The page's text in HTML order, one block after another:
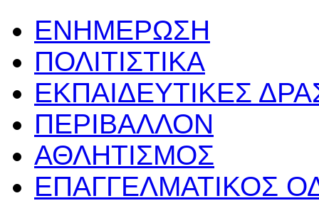
ΕΝΗΜΕΡΩΣΗ
ΠΟΛΙΤΙΣΤΙΚΑ
ΕΚΠΑΙΔΕΥΤΙΚΕΣ
ΠΕΡΙΒΑΛΛΟΝ
ΑΘΛΗΤΙΣΜΟΣ
ΕΠΑΓΓΕΛΜΑΤΙΚΟΣ